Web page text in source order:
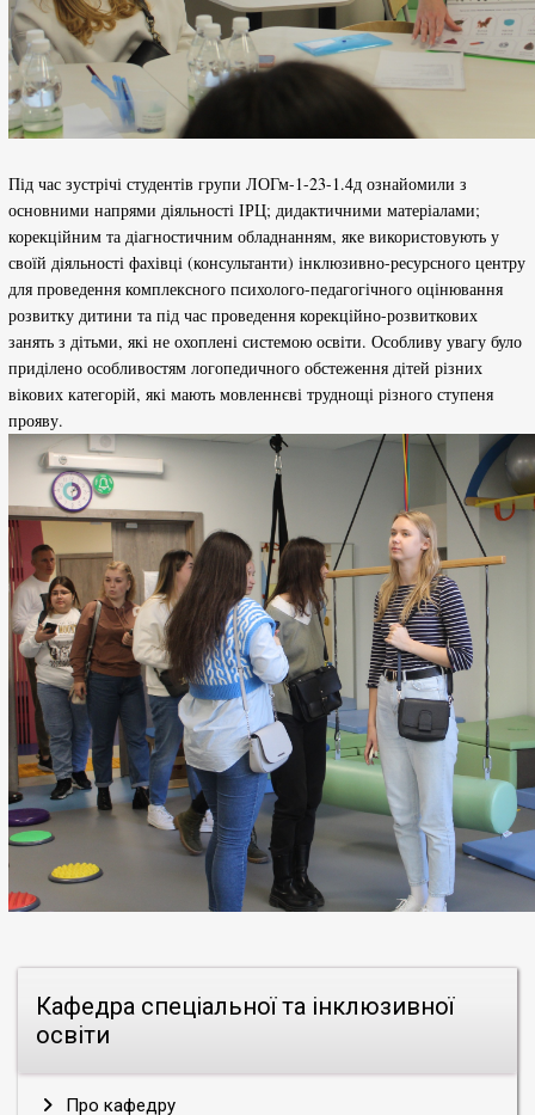
Кафедра спеціальної та інклюзивної
освіти
Про кафедру
Під час зустрічі студентів групи ЛОГм-1-23-1.4д ознайомили з
основними напрями діяльності ІРЦ; дидактичними матеріалами;
корекційним та діагностичним обладнанням, яке використовують у
своїй діяльності фахівці (консультанти) інклюзивно-ресурсного центру
для проведення комплексного психолого-педагогічного оцінювання
розвитку дитини та під час проведення корекційно-розвиткових
занять з дітьми, які не охоплені системою освіти. Особливу увагу було
приділено особливостям логопедичного обстеження дітей різних
вікових категорій, які мають мовленнєві труднощі різного ступеня
прояву.